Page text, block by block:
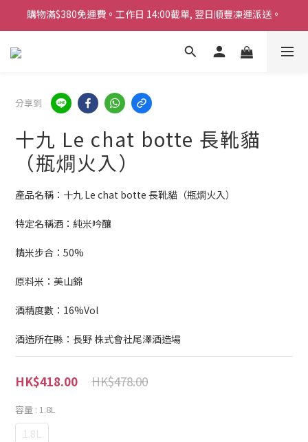
購物滿$380免運費。工作日 14:00截單, 翌日順豐凍運派送。
「720ml 清酒自由配 (Mix & Match)」$698 任選 4 支
購物滿$380免運費。工作日 14:00截單, 翌日順豐凍運派送。
分享到
十九 Le chat botte 長靴貓
（瓶燗火入）
產品名稱：十九 Le chat botte 長靴貓（瓶燗火入）
特定名稱酒：純米吟釀
精米步合：50%
原料米：美山錦
酒精度數：16%Vol
酒造所在縣：長野 株式會社尾澤酒造場
HK$478.00
HK$418.00
容量 : 1.8L
1.8L